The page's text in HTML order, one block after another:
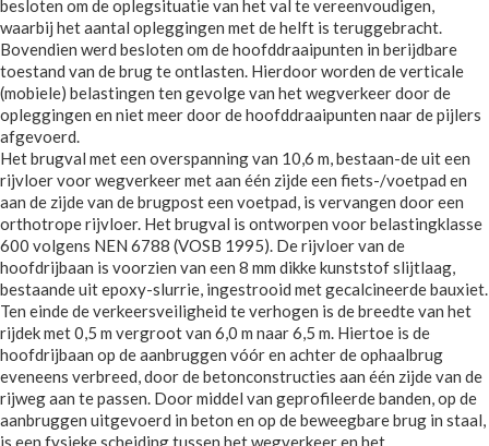
besloten om de oplegsituatie van het val te vereenvoudigen,
waarbij het aantal opleggingen met de helft is teruggebracht.
Bovendien werd besloten om de hoofddraaipunten in berijdbare
toestand van de brug te ontlasten. Hierdoor worden de verticale
(mobiele) belastingen ten gevolge van het wegverkeer door de
opleggingen en niet meer door de hoofddraaipunten naar de pijlers
afgevoerd.
Het brugval met een overspanning van 10,6 m, bestaan-de uit een
rijvloer voor wegverkeer met aan één zijde een fiets-/voetpad en
aan de zijde van de brugpost een voetpad, is vervangen door een
orthotrope rijvloer. Het brugval is ontworpen voor belastingklasse
600 volgens NEN 6788 (VOSB 1995). De rijvloer van de
hoofdrijbaan is voorzien van een 8 mm dikke kunststof slijtlaag,
bestaande uit epoxy-slurrie, ingestrooid met gecalcineerde bauxiet.
Ten einde de verkeersveiligheid te verhogen is de breedte van het
rijdek met 0,5 m vergroot van 6,0 m naar 6,5 m. Hiertoe is de
hoofdrijbaan op de aanbruggen vóór en achter de ophaalbrug
eveneens verbreed, door de betonconstructies aan één zijde van de
rijweg aan te passen. Door middel van geprofileerde banden, op de
aanbruggen uitgevoerd in beton en op de beweegbare brug in staal,
is een fysieke scheiding tussen het wegverkeer en het